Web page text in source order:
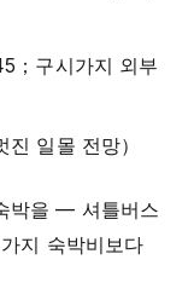
；구시가지 외부
일몰 전망）
박을 — 셔틀버스
지 숙박비보다